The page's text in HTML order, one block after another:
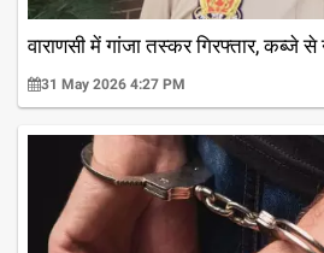
वाराणसी में गांजा तस्कर गिरफ्तार, कब्जे से
31 May 2026 4:27 PM